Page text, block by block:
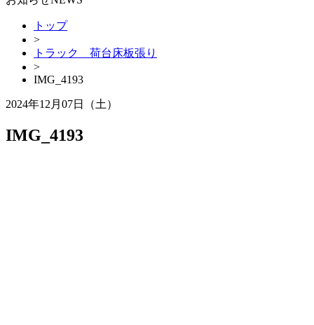
トップ
>
トラック 荷台床板張り
>
IMG_4193
2024年12月07日（土）
IMG_4193